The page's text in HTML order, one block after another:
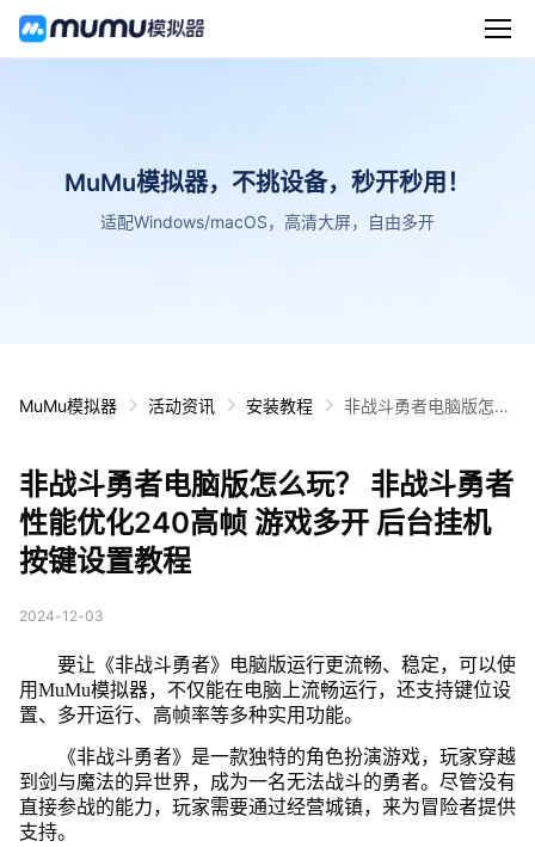
MuMu模拟器，不挑设备，秒开秒用！
适配Windows/macOS，高清大屏，自由多开
MuMu模拟器 活动资讯 安装教程
非战斗勇者电脑版怎么
后台挂机 按键设置教程
非战斗勇者电脑版怎么玩？ 非战斗勇者
性能优化240高帧 游戏多开 后台挂机
按键设置教程
2024-12-03
要让《非战斗勇者》电脑版运行更流畅、稳定，可以使
用MuMu模拟器，不仅能在电脑上流畅运行，还支持键位设
置、多开运行、高帧率等多种实用功能。
《非战斗勇者》是一款独特的角色扮演游戏，玩家穿越
到剑与魔法的异世界，成为一名无法战斗的勇者。尽管没有
直接参战的能力，玩家需要通过经营城镇，来为冒险者提供
支持。